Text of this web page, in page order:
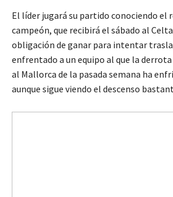
El líder jugará su partido conociendo el
campeón, que recibirá el sábado al
obligación de ganar para intentar
enfrentado a un equipo al que la
al Mallorca de la pasada semana ha
aunque sigue viendo el descenso